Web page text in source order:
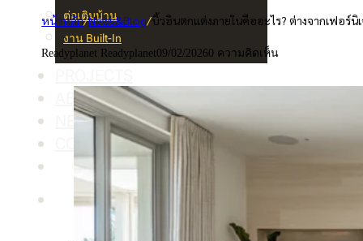
ต่อเติมบ้าน
งาน Built-In
ABOUT US
NEW & BLOG
CONTACT US
หน้าหลัก/News&Blog/บิ้วอินตกแต่งภายในคืออะไร? ต่างจากเฟอร์นิ
Readyplanet Readyplanet09/02/20260 ความคิดเห็น